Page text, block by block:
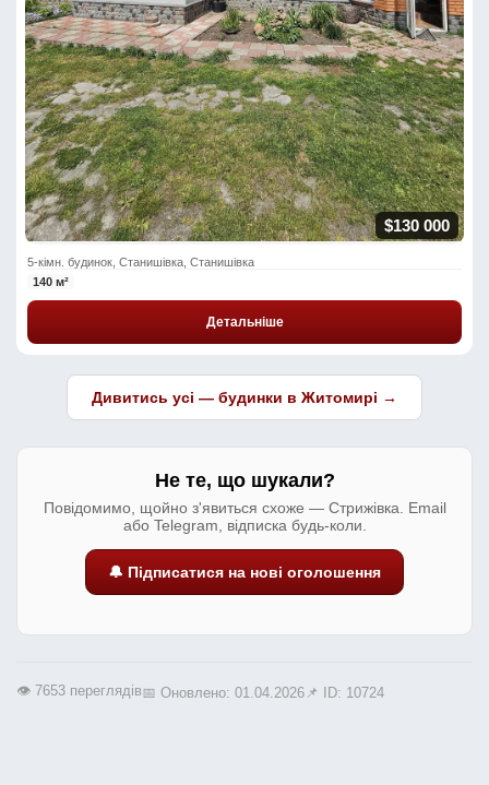
$130 000
5-кімн. будинок, Станишівка, Станишівка
140 м²
Детальніше
Дивитись усі — будинки в Житомирі →
Не те, що шукали?
Повідомимо, щойно з'явиться схоже — Стрижівка. Email
або Telegram, відписка будь-коли.
🔔 Підписатися на нові оголошення
👁️ 7653 переглядів📅 Оновлено: 01.04.2026 📌 ID: 10724